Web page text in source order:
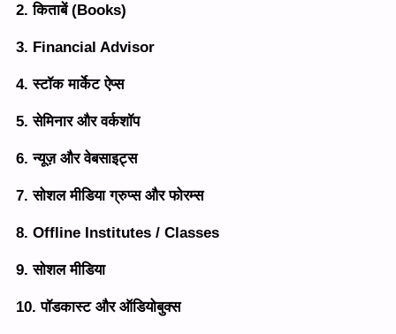
2. किताबें (Books)
3. Financial Advisor
4. स्टॉक मार्केट ऐप्स
5. सेमिनार और वर्कशॉप
6. न्यूज़ और वेबसाइट्स
7. सोशल मीडिया ग्रुप्स और फोरम्स
8. Offline Institutes / Classes
9. सोशल मीडिया
10. पॉडकास्ट और ऑडियोबुक्स